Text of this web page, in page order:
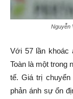
Nguyễn
Với 57 lần khoác
Toàn là một trong
tế. Giá trị
phản ánh sự ổn